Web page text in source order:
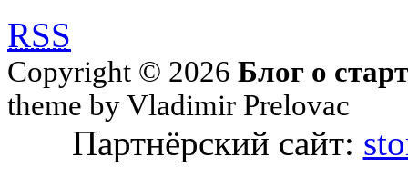
RSS
Copyright © 2026 Блог о
theme by Vladimir Prelovac
Партнёрский сайт: